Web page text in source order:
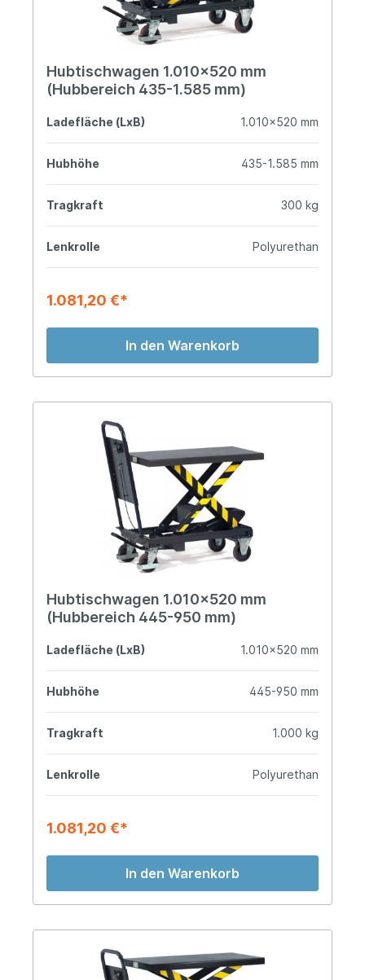
Hubtischwagen 1.010x520 mm
(Hubbereich 435-1.585 mm)
Ladefläche (LxB) 1.010x520 mm
Hubhöhe 435-1.585 mm
Tragkraft 300 kg
Lenkrolle Polyurethan
1.081,20 €*
In den Warenkorb
Hubtischwagen 1.010x520 mm
(Hubbereich 445-950 mm)
Ladefläche (LxB) 1.010x520 mm
Hubhöhe 445-950 mm
Tragkraft 1.000 kg
Lenkrolle Polyurethan
1.081,20 €*
In den Warenkorb